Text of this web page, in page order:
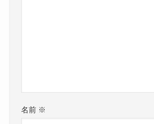
名前 ※